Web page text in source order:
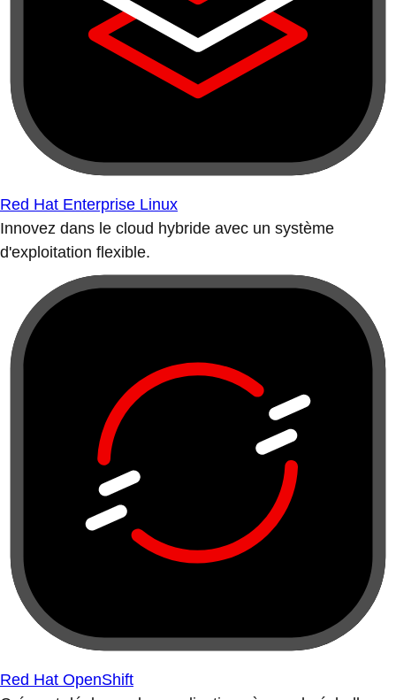
Red Hat Enterprise Linux
Innovez dans le cloud hybride avec un système
d'exploitation flexible.
Red Hat OpenShift